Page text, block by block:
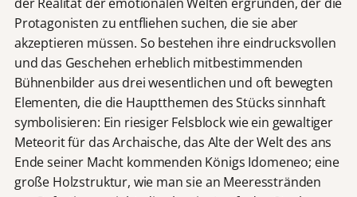
der Realität der emotionalen Welten ergründen, der die
Protagonisten zu entfliehen suchen, die sie aber
akzeptieren müssen. So bestehen ihre eindrucksvollen
und das Geschehen erheblich mitbestimmenden
Bühnenbilder aus drei wesentlichen und oft bewegten
Elementen, die die Hauptthemen des Stücks sinnhaft
symbolisieren: Ein riesiger Felsblock wie ein gewaltiger
Meteorit für das Archaische, das Alte der Welt des ans
Ende seiner Macht kommenden Königs Idomeneo; eine
große Holzstruktur, wie man sie an Meeresstränden